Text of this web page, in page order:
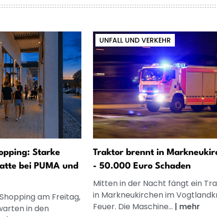
Starke
bei PUMA und
am Freitag,
in den
UNFALL UND VERKEHR
Traktor brennt in
- 50.000 Euro Schaden
Mitten in der Nacht fängt ein
in Markneukirchen im
Feuer. Die Maschine... | mehr